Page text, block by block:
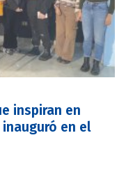
inspiran en
inauguró en el